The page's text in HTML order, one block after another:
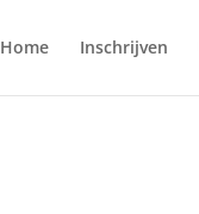
Home Inschrijven